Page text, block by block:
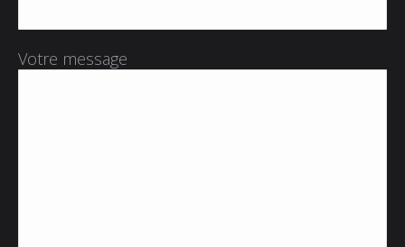
Votre message